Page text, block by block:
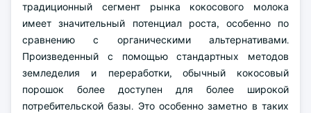
традиционный сегмент рынка кокосового молока
имеет значительный потенциал роста, особенно по
сравнению с органическими альтернативами.
Произведенный с помощью стандартных методов
земледелия и переработки, обычный кокосовый
порошок более доступен для более широкой
потребительской базы. Это особенно заметно в таких